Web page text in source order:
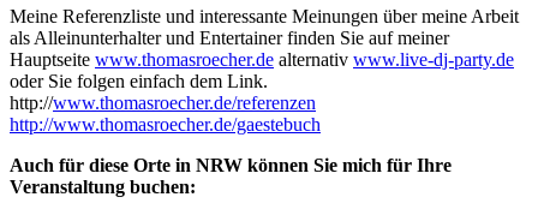
Meine Referenzliste und interessante Meinungen über meine Arbeit
als Alleinunterhalter und Entertainer finden Sie auf meiner
Hauptseite www.thomasroecher.de alternativ www.live-dj-party.de
oder Sie folgen einfach dem Link.
http://www.thomasroecher.de/referenzen
http://www.thomasroecher.de/gaestebuch
Auch für diese Orte in NRW können Sie mich für Ihre
Veranstaltung buchen: